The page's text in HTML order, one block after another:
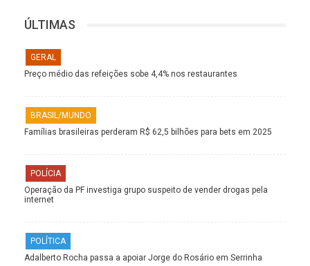
ÚLTIMAS
GERAL
Preço médio das refeições sobe 4,4% nos restaurantes
BRASIL/MUNDO
Famílias brasileiras perderam R$ 62,5 bilhões para bets em 2025
POLÍCIA
Operação da PF investiga grupo suspeito de vender drogas pela
internet
POLÍTICA
Adalberto Rocha passa a apoiar Jorge do Rosário em Serrinha